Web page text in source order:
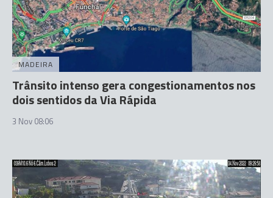
MADEIRA
Trânsito intenso gera congestionamentos nos
dois sentidos da Via Rápida
3 Nov 08:06